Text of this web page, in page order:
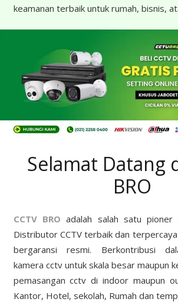
keamanan terbaik untuk rumah, bisnis,
Selamat Datang
BRO
CCTV BRO adalah salah satu pioner
Distributor CCTV terbaik dan
bergaransi resmi. Berkontribusi
kamera cctv untuk skala besar maupun
pemasangan cctv di indoor maupun
Kantor, Hotel, sekolah, Rumah dan